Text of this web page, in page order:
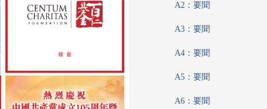
A2：要聞
A3：要聞
A4：要聞
A5：要聞
A6：要聞